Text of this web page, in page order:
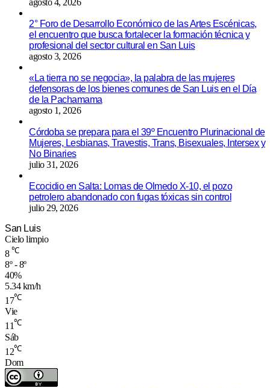
2° Foro de Desarrollo Económico de las Artes Escénicas,
el encuentro que busca fortalecer la formación técnica y
profesional del sector cultural en San Luis
agosto 3, 2026
«La tierra no se negocia», la palabra de las mujeres
defensoras de los bienes comunes de San Luis en el Día
de la Pachamama
agosto 1, 2026
Córdoba se prepara para el 39º Encuentro Plurinacional de
Mujeres, Lesbianas, Travestis, Trans, Bisexuales, Intersex y
No Binaries
julio 31, 2026
Ecocidio en Salta: Lomas de Olmedo X-10, el pozo
petrolero abandonado con fugas tóxicas sin control
julio 29, 2026
San Luis
Cielo limpio
8 ℃
8º - 8º
40%
5.34 km/h
17℃
Vie
11℃
Sáb
12℃
Dom